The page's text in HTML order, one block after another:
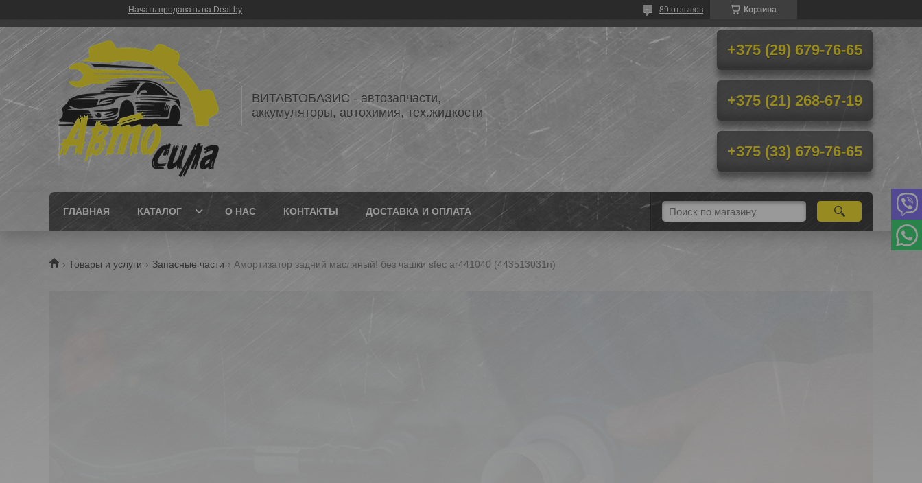
Начать продавать на Deal.by Корзина
89 отзывов
ВИТАВТОБАЗИС - автозапчасти,
аккумуляторы, автохимия, тех.жидкости
+375 (29) 679-76-65
+375 (21) 268-67-19
+375 (33) 679-76-65
ГЛАВНАЯ КАТАЛОГ О НАС КОНТАКТЫ ДОСТАВКА И ОПЛАТА
Товары и услуги Запасные части Амортизатор задний масляный! без чашки sfec ar441040 (443513031n)